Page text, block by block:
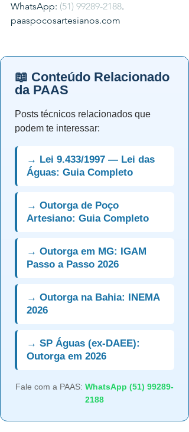
WhatsApp: (51) 99289-2188.
paaspocosartesianos.com
📖 Conteúdo Relacionado
da PAAS
Posts técnicos relacionados que
podem te interessar:
→ Lei 9.433/1997 — Lei das
Águas: Guia Completo
→ Outorga de Poço
Artesiano: Guia Completo
→ Outorga em MG: IGAM
Passo a Passo 2026
→ Outorga na Bahia: INEMA
2026
→ SP Águas (ex-DAEE):
Outorga em 2026
Fale com a PAAS: WhatsApp (51) 99289-
2188